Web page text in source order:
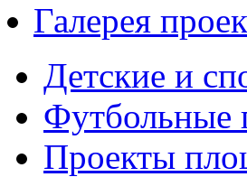
Галерея
Детские и
Футбольные
Проекты